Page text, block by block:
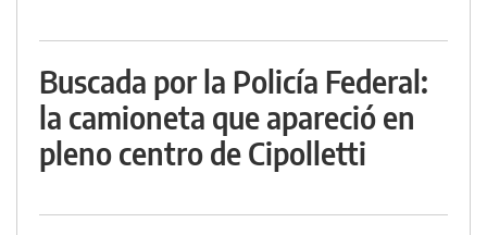
Buscada por la Policía Federal:
la camioneta que apareció en
pleno centro de Cipolletti